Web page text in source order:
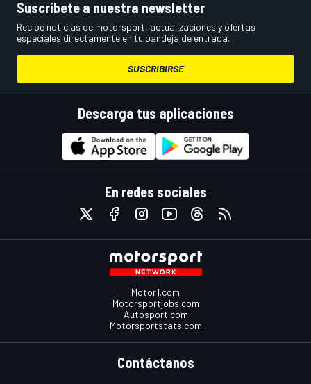
Suscríbete a nuestra newsletter
Recibe noticias de motorsport, actualizaciones y ofertas
especiales directamente en tu bandeja de entrada.
SUSCRIBIRSE
Descarga tus aplicaciones
En redes sociales
Motor1.com
Motorsportjobs.com
Autosport.com
Motorsportstats.com
Contáctanos